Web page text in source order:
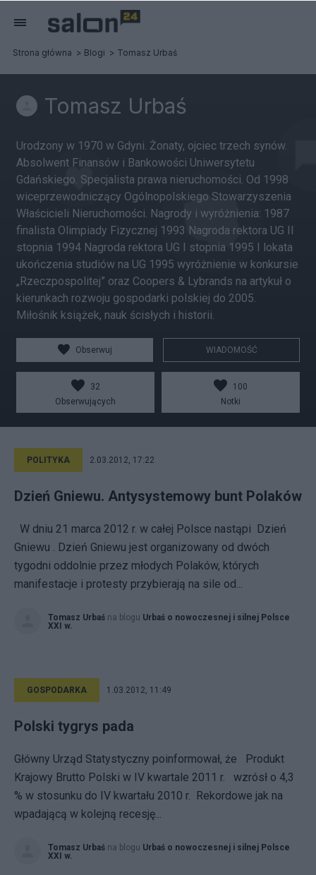
Strona główna Blogi Tomasz Urbaś
Tomasz Urbaś
Urodzony w 1970 w Gdyni. Żonaty, ojciec trzech synów.
Absolwent Finansów i Bankowości Uniwersytetu
Gdańskiego. Specjalista prawa nieruchomości. Od 1998
wiceprzewodniczący Ogólnopolskiego Stowarzyszenia
Właścicieli Nieruchomości. Nagrody i wyróżnienia: 1987
finalista Olimpiady Fizycznej 1993 Nagroda rektora UG II
stopnia 1994 Nagroda rektora UG I stopnia 1995 I lokata
ukończenia studiów na UG 1995 wyróżnienie w konkursie
„Rzeczpospolitej” oraz Coopers & Lybrands na artykuł o
kierunkach rozwoju gospodarki polskiej do 2005.
Miłośnik książek, nauk ścisłych i historii.
Obserwuj WIADOMOŚĆ
32
Obserwujących
100
Notki
POLITYKA 2.03.2012, 17:22
Dzień Gniewu. Antysystemowy bunt Polaków
W dniu 21 marca 2012 r. w całej Polsce nastąpi Dzień
Gniewu . Dzień Gniewu jest organizowany od dwóch
tygodni oddolnie przez młodych Polaków, których
manifestacje i protesty przybierają na sile od...
Tomasz Urbaś na blogu Urbaś o nowoczesnej i silnej Polsce
XXI w.
GOSPODARKA 1.03.2012, 11:49
Polski tygrys pada
Główny Urząd Statystyczny poinformował, że Produkt
Krajowy Brutto Polski w IV kwartale 2011 r. wzrósł o 4,3
% w stosunku do IV kwartału 2010 r. Rekordowe jak na
wpadającą w kolejną recesję...
Tomasz Urbaś na blogu Urbaś o nowoczesnej i silnej Polsce
XXI w.